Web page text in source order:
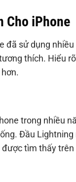
Cho iPhone
đã sử dụng
thích. Hiểu
trong nhiều
Đầu
tìm thấy